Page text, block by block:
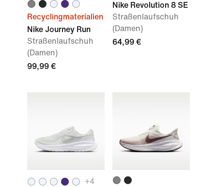
Recyclingmaterialien
Nike Journey Run
Straßenlaufschuh
(Damen)
99,99 €
Nike Revolution 8 SE
Straßenlaufschuh
(Damen)
64,99 €
+4